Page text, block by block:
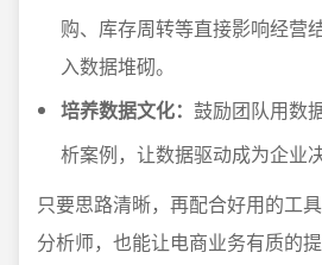
购、库存周转等直接影响经营
入数据堆砌。
培养数据文化： 鼓励团队用数
析案例，让数据驱动成为企业
只要思路清晰，再配合好用的工
分析师，也能让电商业务有质的